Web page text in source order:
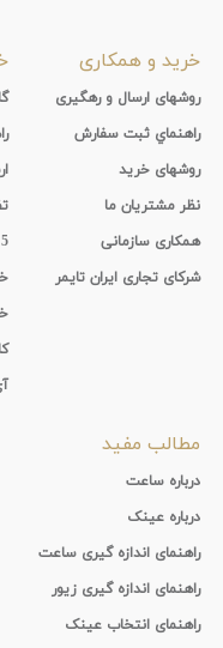
خرید و همکاری
روشهای ارسال و رهگیری
راهنماي ثبت سفارش
روشهای خرید
نظر مشتریان ما
همکاری سازمانی
شرکای تجاری ایران تایمر
5 سال گارانتی ساعت مچی
مطالب مفید
درباره ساعت
درباره عینک
راهنمای اندازه گیری ساعت
راهنمای اندازه گیری زیور
راهنمای انتخاب عینک